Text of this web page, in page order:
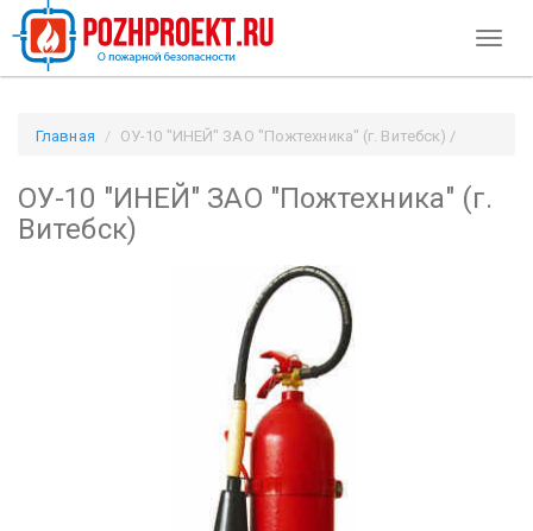
Главная
ОУ-10 "ИНЕЙ" ЗАО "Пожтехника" (г. Витебск) /
ОУ-10 "ИНЕЙ" ЗАО "Пожтехника" (г.
Витебск)